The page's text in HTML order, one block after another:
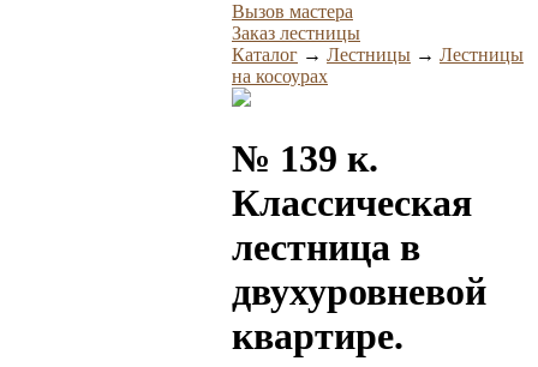
Вызов мастера
Заказ лестницы
Каталог → Лестницы → Лестницы
на косоурах
№ 139 к.
Классическая
лестница в
двухуровневой
квартире.